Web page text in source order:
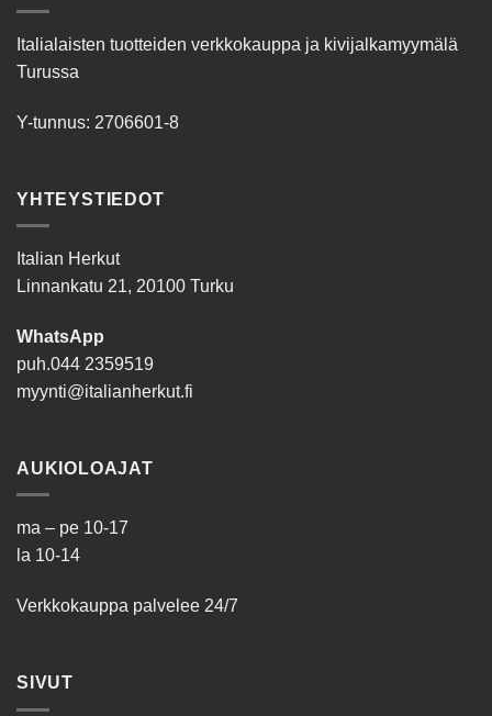
Italialaisten tuotteiden verkkokauppa ja kivijalkamyymälä
Turussa
Y-tunnus: 2706601-8
YHTEYSTIEDOT
Italian Herkut
Linnankatu 21, 20100 Turku
WhatsApp
puh.044 2359519
myynti@italianherkut.fi
AUKIOLOAJAT
ma – pe 10-17
la 10-14
Verkkokauppa palvelee 24/7
SIVUT